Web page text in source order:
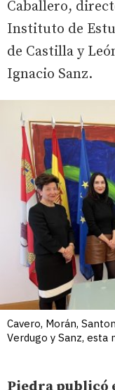
Caballero,
Instituto de
de Castilla y
Ignacio Sanz.
Cavero, Morán,
Verdugo y Sanz, esta